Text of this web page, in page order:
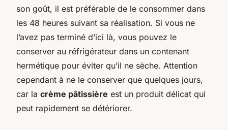
son goût, il est préférable de le consommer dans
les 48 heures suivant sa réalisation. Si vous ne
l’avez pas terminé d’ici là, vous pouvez le
conserver au réfrigérateur dans un contenant
hermétique pour éviter qu’il ne sèche. Attention
cependant à ne le conserver que quelques jours,
car la crème pâtissière est un produit délicat qui
peut rapidement se détériorer.